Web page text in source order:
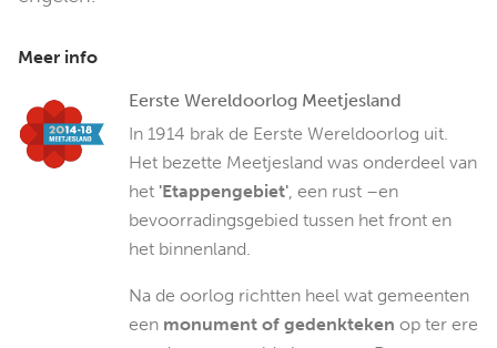
Meer info
Eerste Wereldoorlog Meetjesland
In 1914 brak de Eerste Wereldoorlog uit.
Het bezette Meetjesland was onderdeel van
het 'Etappengebiet', een rust –en
bevoorradingsgebied tussen het front en
het binnenland.
Na de oorlog richtten heel wat gemeenten
een monument of gedenkteken op ter ere